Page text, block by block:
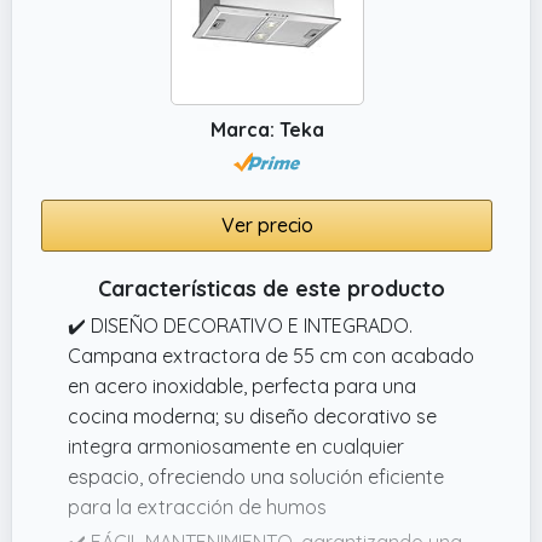
Marca: Teka
Ver precio
Características de este producto
✔️ DISEÑO DECORATIVO E INTEGRADO.
Campana extractora de 55 cm con acabado
en acero inoxidable, perfecta para una
cocina moderna; su diseño decorativo se
integra armoniosamente en cualquier
espacio, ofreciendo una solución eficiente
para la extracción de humos